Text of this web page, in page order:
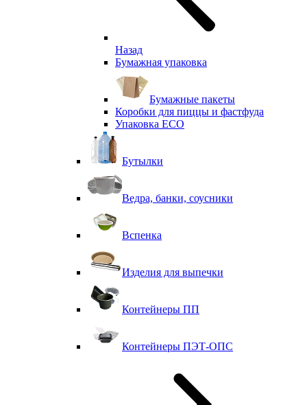
Назад
Бумажная упаковка
Бумажные пакеты
Коробки для пиццы и фастфуда
Упаковка ECO
Бутылки
Ведра, банки, соусники
Вспенка
Изделия для выпечки
Контейнеры ПП
Контейнеры ПЭТ-ОПС